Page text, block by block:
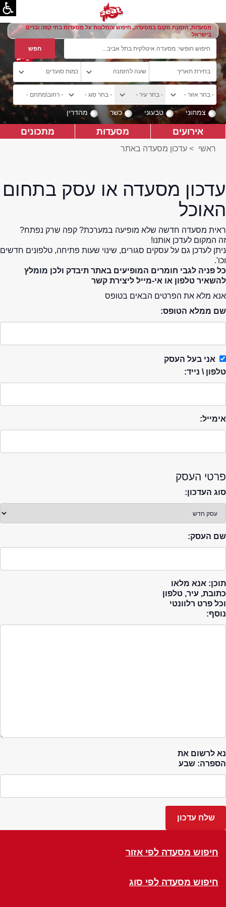
מסעדות, הזמנת מקום במסעדה, חיפוש והמלצות על מסעדות בתי קפה וברים
בישראל
צמחוני טבעוני כשר מהדרין
אירועים מסעדות מתכונים
ראשי > עדכון מסעדה באתר
עדכון מסעדה או עסק בתחום
האוכל
ראית מסעדה חדשה שלא מופיעה במערכת? קפה שרק נפתח?
זה המקום לעדכן אותנו!
ניתן לעדכן גם על עסקים סגורים, שינוי שעות פתיחה, טלפונים חדשים
וכו'.
כל פניה לגבי חומרים המופיעים באתר תיבדק ולכן מומלץ
להשאיר טלפון או אי-מייל ליצירת קשר
אנא מלא את הפרטים הבאים בטופס
שם ממלא הטופס:
אני בעל העסק
טלפון \ נייד:
אימייל:
פרטי העסק
סוג העדכון:
שם העסק:
תוכן: אנא מלאו
כתובת, עיר, טלפון
וכל פרט רלוונטי
נוסף:
נא לרשום את
הספרה: שבע
חיפוש מסעדה לפי אזור
חיפוש מסעדה לפי סוג